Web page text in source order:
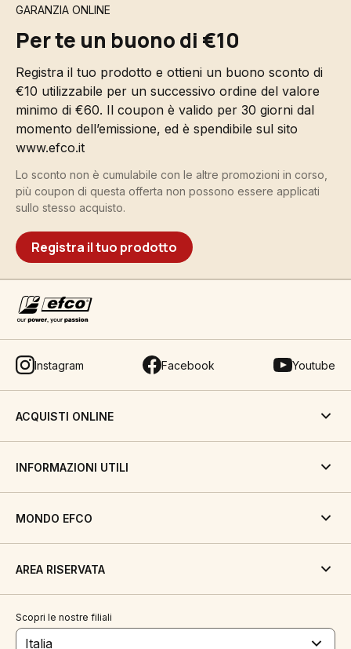
GARANZIA ONLINE
Per te un buono di €10
Registra il tuo prodotto e ottieni un buono sconto di
€10 utilizzabile per un successivo ordine del valore
minimo di €60. Il coupon è valido per 30 giorni dal
momento dell’emissione, ed è spendibile sul sito
www.efco.it
Lo sconto non è cumulabile con le altre promozioni in corso,
più coupon di questa offerta non possono essere applicati
sullo stesso acquisto.
Registra il tuo prodotto
Instagram Facebook Youtube
ACQUISTI ONLINE
INFORMAZIONI UTILI
MONDO EFCO
AREA RISERVATA
Scopri le nostre filiali
Italia